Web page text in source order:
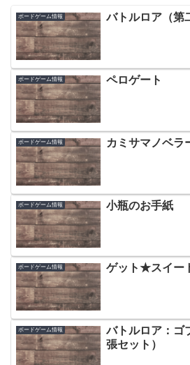
ボードゲーム情報 バトルロア（第
ボードゲーム情報 ペロゲート
ボードゲーム情報 カミサマノベラ
ボードゲーム情報 小瓶のお手紙
ボードゲーム情報 ゲット★スイー
ボードゲーム情報
バトルロア：ゴ
張セット）